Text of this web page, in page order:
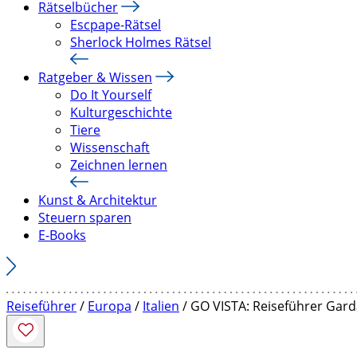
Rätselbücher
Escpape-Rätsel
Sherlock Holmes Rätsel
Ratgeber & Wissen
Do It Yourself
Kulturgeschichte
Tiere
Wissenschaft
Zeichnen lernen
Kunst & Architektur
Steuern sparen
E-Books
Reiseführer/ Europa / Italien / GO VISTA: Reiseführer